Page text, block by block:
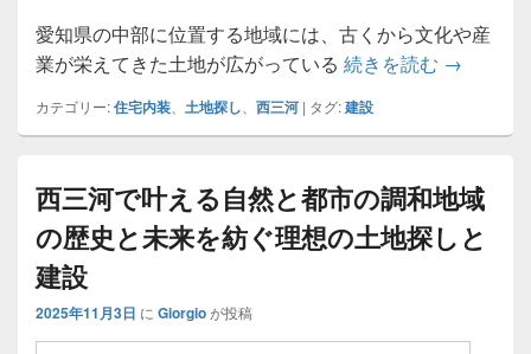
愛知県の中部に位置する地域には、古くから文化や産
業が栄えてきた土地が広がっている 続きを読む 西三河の
→
カテゴリー:住宅内装 土地探し 西三河 | タグ:建設
西三河で叶える自然と都市の調和地域
の歴史と未来を紡ぐ理想の土地探しと
建設
2025年11月3日 に Giorgioが投稿